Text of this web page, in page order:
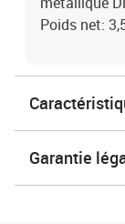
Poids net:
Garantie